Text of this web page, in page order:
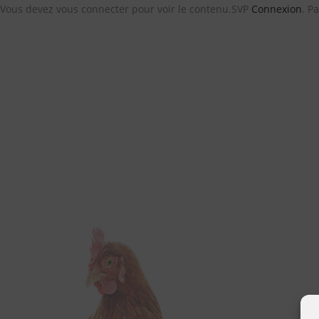
Vous devez vous connecter pour voir le contenu.SVP Connexion.